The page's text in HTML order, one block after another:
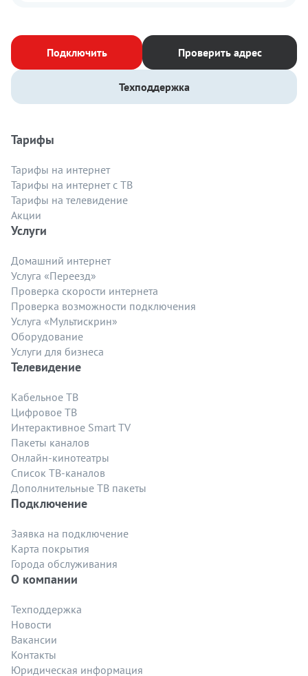
Подключить Проверить адрес
Техподдержка
Тарифы
Тарифы на интернет
Тарифы на интернет с ТВ
Тарифы на телевидение
Акции
Услуги
Домашний интернет
Услуга «Переезд»
Проверка скорости интернета
Проверка возможности подключения
Услуга «Мультискрин»
Оборудование
Услуги для бизнеса
Телевидение
Кабельное ТВ
Цифровое ТВ
Интерактивное Smart TV
Пакеты каналов
Онлайн-кинотеатры
Список ТВ-каналов
Дополнительные ТВ пакеты
Подключение
Заявка на подключение
Карта покрытия
Города обслуживания
О компании
Техподдержка
Новости
Вакансии
Контакты
Юридическая информация